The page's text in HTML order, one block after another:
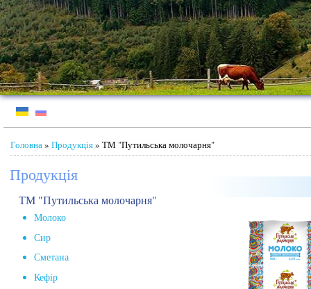
Ви є тут
Головна» Продукція» ТМ "Путильська молочарня"
Продукція
ТМ "Путильська молочарня"
Молоко
Сир
Сметана
Кефір